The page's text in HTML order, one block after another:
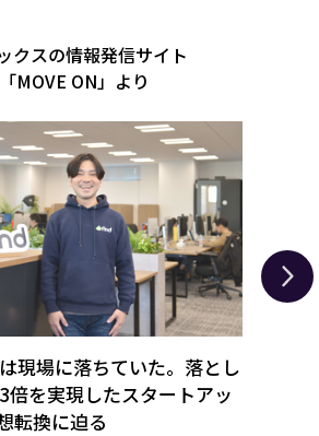
クスの情報発信サイト
「MOVE ON」より
現場に落ちていた。落とし
倍を実現したスタートアッ
転換に迫る